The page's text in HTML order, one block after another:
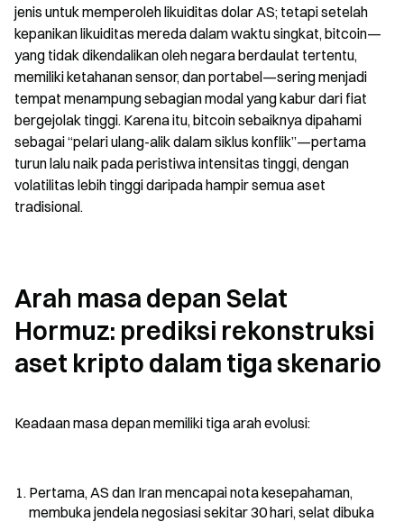
jenis untuk memperoleh likuiditas dolar AS; tetapi setelah
kepanikan likuiditas mereda dalam waktu singkat, bitcoin—
yang tidak dikendalikan oleh negara berdaulat tertentu,
memiliki ketahanan sensor, dan portabel—sering menjadi
tempat menampung sebagian modal yang kabur dari fiat
bergejolak tinggi. Karena itu, bitcoin sebaiknya dipahami
sebagai “pelari ulang-alik dalam siklus konflik”—pertama
turun lalu naik pada peristiwa intensitas tinggi, dengan
volatilitas lebih tinggi daripada hampir semua aset
tradisional.
Arah masa depan Selat
Hormuz: prediksi rekonstruksi
aset kripto dalam tiga skenario
Keadaan masa depan memiliki tiga arah evolusi:
Pertama, AS dan Iran mencapai nota kesepahaman,
membuka jendela negosiasi sekitar 30 hari, selat dibuka